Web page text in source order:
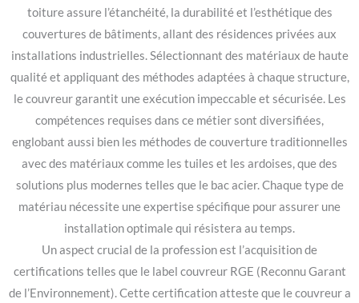
toiture assure l’étanchéité, la durabilité et l’esthétique des
couvertures de bâtiments, allant des résidences privées aux
installations industrielles. Sélectionnant des matériaux de haute
qualité et appliquant des méthodes adaptées à chaque structure,
le couvreur garantit une exécution impeccable et sécurisée. Les
compétences requises dans ce métier sont diversifiées,
englobant aussi bien les méthodes de couverture traditionnelles
avec des matériaux comme les tuiles et les ardoises, que des
solutions plus modernes telles que le bac acier. Chaque type de
matériau nécessite une expertise spécifique pour assurer une
installation optimale qui résistera au temps.
Un aspect crucial de la profession est l’acquisition de
certifications telles que le label couvreur RGE (Reconnu Garant
de l’Environnement). Cette certification atteste que le couvreur a